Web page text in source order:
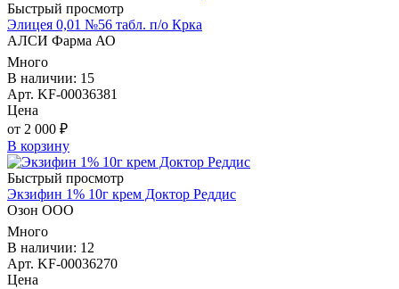
Быстрый просмотр
Элицея 0,01 №56 табл. п/о Крка
АЛСИ Фарма АО
Много
В наличии: 15
Арт. KF-00036381
Цена
от 2 000 ₽
В корзину
Быстрый просмотр
Экзифин 1% 10г крем Доктор Реддис
Озон ООО
Много
В наличии: 12
Арт. KF-00036270
Цена